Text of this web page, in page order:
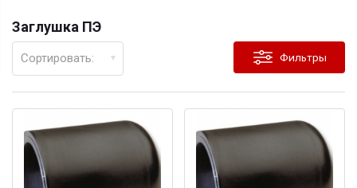
Заглушка ПЭ
Фильтры
Сортировать: